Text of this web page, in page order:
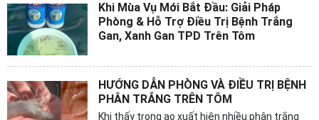
​Khi Mùa Vụ Mới Bắt Đầu: Giải Pháp
Phòng & Hỗ Trợ Điều Trị Bệnh Trắng
Gan, Xanh Gan TPD Trên Tôm
HƯỚNG DẪN PHÒNG VÀ ĐIỀU TRỊ BỆNH
PHÂN TRẮNG TRÊN TÔM
Khi thấy trong ao xuất hiện nhiều phân trắng